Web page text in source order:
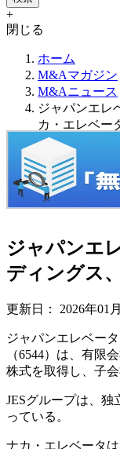
+
閉じる
ホーム
M&Aマガジン
M&Aニュース
ジャパンエレ
カ・エレベー
ジャパンエ
ディングス
更新日： 2026年01
ジャパンエレベー
（6544）は、有限
株式を取得し、子
JESグループは、
っている。
ナカ・エレベータ